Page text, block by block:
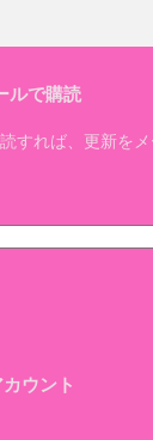
ルで購読
すれば、更新を
ウント